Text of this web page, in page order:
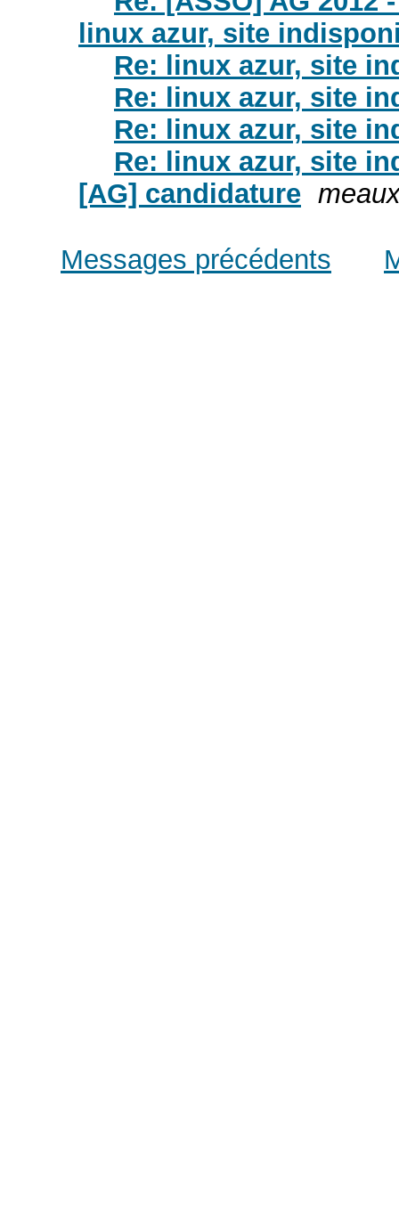
linux azur, site
Re: linux azur, site
Re: linux azur, site
Re: linux azur, site
Re: linux azur, site
[AG] candidature
Messages précédents